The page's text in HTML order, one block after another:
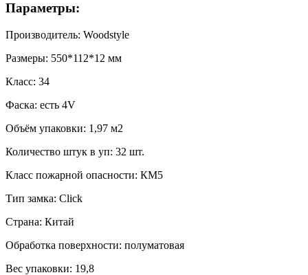
Параметры:
Производитель: Woodstyle
Размеры: 550*112*12 мм
Класс: 34
Фаска: есть 4V
Объём упаковки: 1,97 м2
Количество штук в уп: 32 шт.
Класс пожарной опасности: КМ5
Тип замка: Click
Страна: Китай
Обработка поверхности: полуматовая
Вес упаковки: 19,8